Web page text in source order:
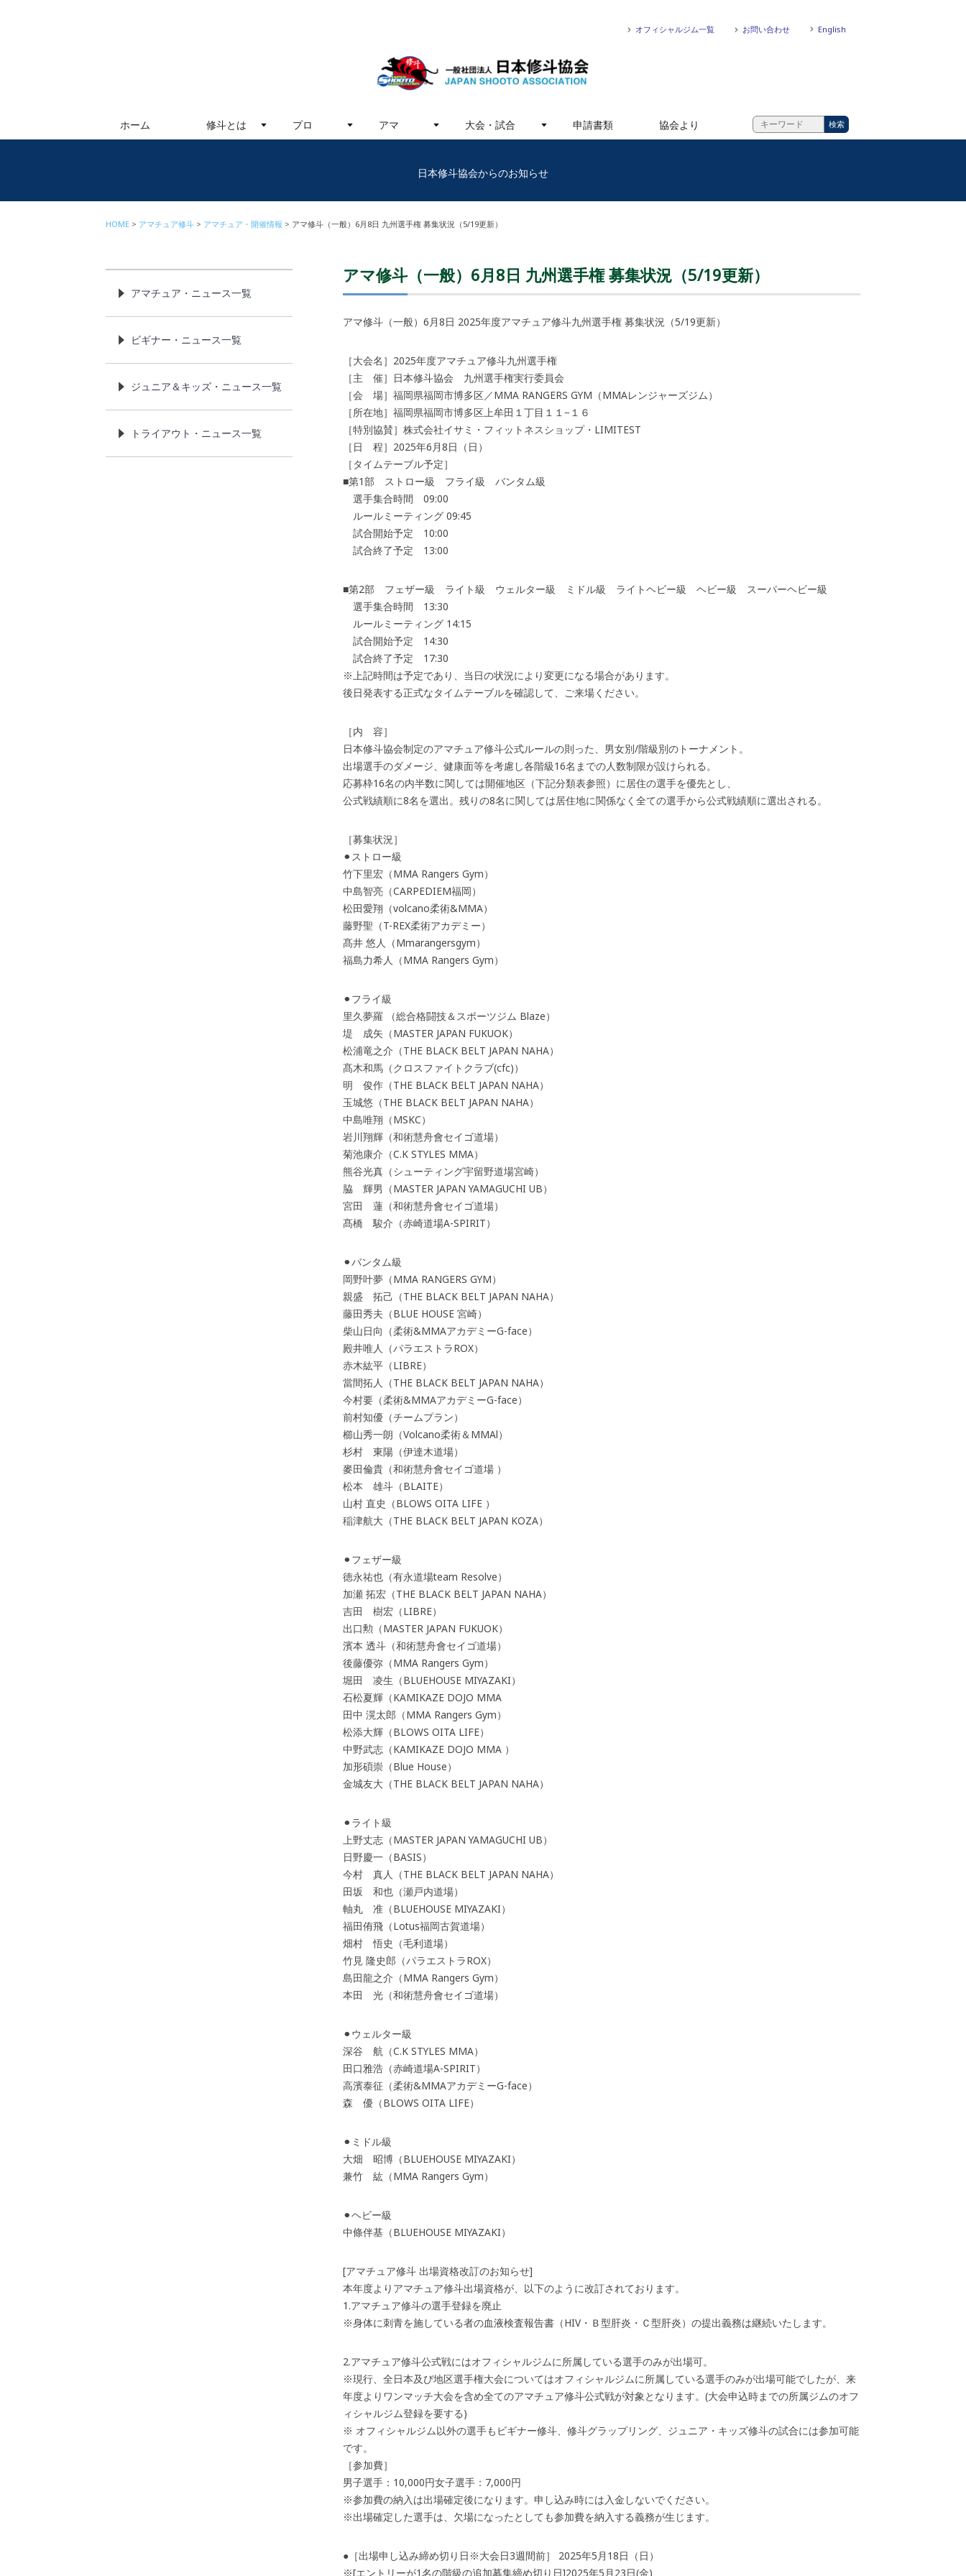
オフィシャルジム一覧 お問い合わせ English
ホーム 修斗とは プロ アマ 大会・試合 申請書類 協会より
日本修斗協会からのお知らせ
HOME アマチュア修斗 アマチュア・開催情報 アマ修斗（一般）6月8日 九州選手権 募集状況（5/19更新）
アマ修斗（一般）6月8日 九州選手権 募集状況（5/19更新）
アマ修斗（一般）6月8日 2025年度アマチュア修斗九州選手権 募集状況（5/19更新）
［大会名］2025年度アマチュア修斗九州選手権
［主 催］日本修斗協会 九州選手権実行委員会
［会 場］福岡県福岡市博多区／MMA RANGERS GYM（MMAレンジャーズジム）
［所在地］福岡県福岡市博多区上牟田１丁目１１−１６
［特別協賛］株式会社イサミ・フィットネスショップ・LIMITEST
［日 程］2025年6月8日（日）
［タイムテーブル予定］
■第1部 ストロー級 フライ級 バンタム級
選手集合時間 09:00
ルールミーティング 09:45
試合開始予定 10:00
試合終了予定 13:00
■第2部 フェザー級 ライト級 ウェルター級 ミドル級 ライトヘビー級 ヘビー級 スーパーヘビー級
選手集合時間 13:30
ルールミーティング 14:15
試合開始予定 14:30
試合終了予定 17:30
※上記時間は予定であり、当日の状況により変更になる場合があります。
後日発表する正式なタイムテーブルを確認して、ご来場ください。
［内 容］
日本修斗協会制定のアマチュア修斗公式ルールの則った、男女別/階級別のトーナメント。
出場選手のダメージ、健康面等を考慮し各階級16名までの人数制限が設けられる。
応募枠16名の内半数に関しては開催地区（下記分類表参照）に居住の選手を優先とし、
公式戦績順に8名を選出。残りの8名に関しては居住地に関係なく全ての選手から公式戦績順に選出される。
［募集状況］
⚫︎ストロー級
竹下里宏（MMA Rangers Gym）
中島智亮（CARPEDIEM福岡）
松田愛翔（volcano柔術&MMA）
藤野聖（T-REX柔術アカデミー）
髙井 悠人（Mmarangersgym）
福島力希人（MMA Rangers Gym）
⚫︎フライ級
里久夢羅 （総合格闘技＆スポーツジム Blaze）
堤 成矢（MASTER JAPAN FUKUOK）
松浦竜之介（THE BLACK BELT JAPAN NAHA）
髙木和馬（クロスファイトクラブ(cfc)）
明 俊作（THE BLACK BELT JAPAN NAHA）
玉城悠（THE BLACK BELT JAPAN NAHA）
中島唯翔（MSKC）
岩川翔輝（和術慧舟會セイゴ道場）
菊池康介（C.K STYLES MMA）
熊谷光真（シューティング宇留野道場宮崎）
脇 輝男（MASTER JAPAN YAMAGUCHI UB）
宮田 蓮（和術慧舟會セイゴ道場）
髙橋 駿介（赤崎道場A-SPIRIT）
⚫︎バンタム級
岡野叶夢（MMA RANGERS GYM）
親盛 拓己（THE BLACK BELT JAPAN NAHA）
藤田秀夫（BLUE HOUSE 宮崎）
柴山日向（柔術&MMAアカデミーG-face）
殿井唯人（パラエストラROX）
赤木紘平（LIBRE）
當間拓人（THE BLACK BELT JAPAN NAHA）
今村要（柔術&MMAアカデミーG-face）
前村知優（チームプラン）
櫛山秀一朗（Volcano柔術＆MMAl）
杉村 東陽（伊達木道場）
麥田倫貴（和術慧舟會セイゴ道場 ）
松本 雄斗（BLAITE）
山村 直史（BLOWS OITA LIFE ）
稲津航大（THE BLACK BELT JAPAN KOZA）
⚫︎フェザー級
徳永祐也（有永道場team Resolve）
加瀬 拓宏（THE BLACK BELT JAPAN NAHA）
吉田 樹宏（LIBRE）
出口勲（MASTER JAPAN FUKUOK）
濱本 透斗（和術慧舟會セイゴ道場）
後藤優弥（MMA Rangers Gym）
堀田 凌生（BLUEHOUSE MIYAZAKI）
石松夏輝（KAMIKAZE DOJO MMA
田中 滉太郎（MMA Rangers Gym）
松添大輝（BLOWS OITA LIFE）
中野武志（KAMIKAZE DOJO MMA ）
加形碩崇（Blue House）
金城友大（THE BLACK BELT JAPAN NAHA）
⚫︎ライト級
上野丈志（MASTER JAPAN YAMAGUCHI UB）
日野慶一（BASIS）
今村 真人（THE BLACK BELT JAPAN NAHA）
田坂 和也（瀬戸内道場）
軸丸 准（BLUEHOUSE MIYAZAKI）
福田侑飛（Lotus福岡古賀道場）
畑村 悟史（毛利道場）
竹見 隆史郎（パラエストラROX）
島田龍之介（MMA Rangers Gym）
本田 光（和術慧舟會セイゴ道場）
⚫︎ウェルター級
深谷 航（C.K STYLES MMA）
田口雅浩（赤崎道場A-SPIRIT）
高濱泰征（柔術&MMAアカデミーG-face）
森 優（BLOWS OITA LIFE）
⚫︎ミドル級
大畑 昭博（BLUEHOUSE MIYAZAKI）
兼竹 紘（MMA Rangers Gym）
⚫︎ヘビー級
中條伴基（BLUEHOUSE MIYAZAKI）
[アマチュア修斗 出場資格改訂のお知らせ]
本年度よりアマチュア修斗出場資格が、以下のように改訂されております。
1.アマチュア修斗の選手登録を廃止
※身体に刺青を施している者の血液検査報告書（HIV・Ｂ型肝炎・Ｃ型肝炎）の提出義務は継続いたします。
2.アマチュア修斗公式戦にはオフィシャルジムに所属している選手のみが出場可。
※現行、全日本及び地区選手権大会についてはオフィシャルジムに所属している選手のみが出場可能でしたが、来
年度よりワンマッチ大会を含め全てのアマチュア修斗公式戦が対象となります。(大会申込時までの所属ジムのオフ
ィシャルジム登録を要する)
※ オフィシャルジム以外の選手もビギナー修斗、修斗グラップリング、ジュニア・キッズ修斗の試合には参加可能
です。
［参加費］
男子選手：10,000円女子選手：7,000円
※参加費の納入は出場確定後になります。申し込み時には入金しないでください。
※出場確定した選手は、欠場になったとしても参加費を納入する義務が生じます。
●［出場申し込み締め切り日※大会日3週間前］ 2025年5月18日（日）
※[エントリーが1名の階級の追加募集締め切り日]2025年5月23日(金)
アマチュア・ニュース一覧
ビギナー・ニュース一覧
ジュニア＆キッズ・ニュース一覧
トライアウト・ニュース一覧